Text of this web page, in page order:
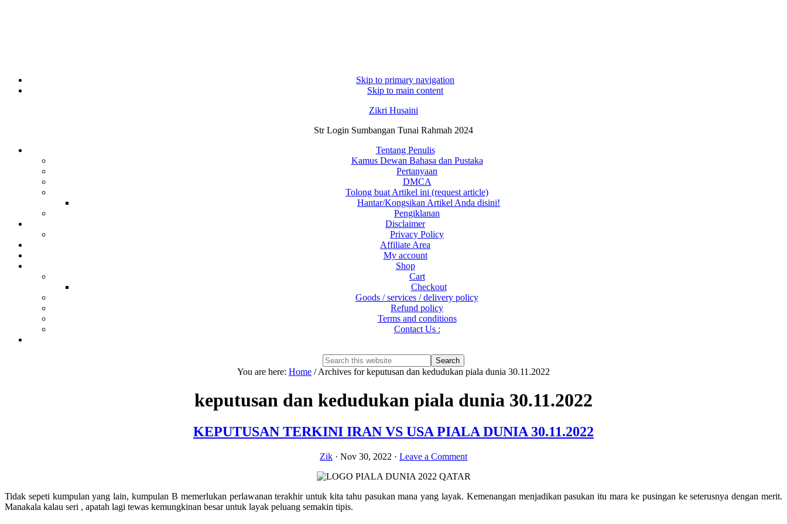
Skip to primary navigation
Skip to main content
Zikri Husaini
Str Login Sumbangan Tunai Rahmah 2024
Tentang Penulis
Kamus Dewan Bahasa dan Pustaka
Pertanyaan
DMCA
Tolong buat Artikel ini (request article)
Hantar/Kongsikan Artikel Anda disini!
Pengiklanan
Disclaimer
Privacy Policy
Affiliate Area
My account
Shop
Cart
Checkout
Goods / services / delivery policy
Refund policy
Terms and conditions
Contact Us :
Search
this
Hide
You are here: Home /Archives for keputusan dan kedudukan piala dunia 30.11.2022
keputusan dan kedudukan piala dunia 30.11.2022
KEPUTUSAN TERKINI IRAN VS USA PIALA DUNIA 30.11.2022
Zik · Nov 30, 2022 · Leave a Comment
Tidak sepeti kumpulan yang lain, kumpulan B memerlukan perlawanan terakhir untuk kita tahu pasukan mana yang layak. Kemenangan menjadikan pasukan itu mara ke pusingan ke seterusnya dengan merit.
Manakala kalau seri , apatah lagi tewas kemungkinan besar untuk layak peluang semakin tipis.